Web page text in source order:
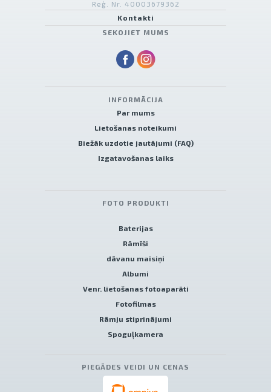
Reģ. Nr. 40003679362
Kontakti
SEKOJIET MUMS
INFORMĀCIJA
Par mums
Lietošanas noteikumi
Biežāk uzdotie jautājumi (FAQ)
Izgatavošanas laiks
FOTO PRODUKTI
Baterijas
Rāmīši
dāvanu maisiņi
Albumi
Venr. lietošanas fotoaparāti
Fotofilmas
Rāmju stiprinājumi
Spoguļkamera
PIEGĀDES VEIDI UN CENAS